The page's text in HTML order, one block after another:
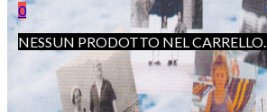
0
NESSUN PRODOTTO NEL CARRELLO.